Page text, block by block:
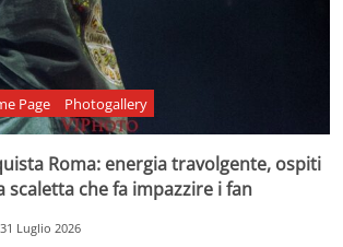
Page Photogallery
Roma: energia travolgente, ospiti
scaletta che fa impazzire i fan
31 Luglio 2026